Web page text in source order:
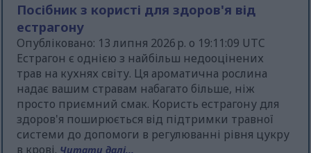
Посібник з користі для здоров'я від
естрагону
Опубліковано: 13 липня 2026 р. о 19:11:09 UTC
Естрагон є однією з найбільш недооцінених
трав на кухнях світу. Ця ароматична рослина
надає вашим стравам набагато більше, ніж
просто приємний смак. Користь естрагону для
здоров'я поширюється від підтримки травної
системи до допомоги в регулюванні рівня цукру
в крові. Читати далі...